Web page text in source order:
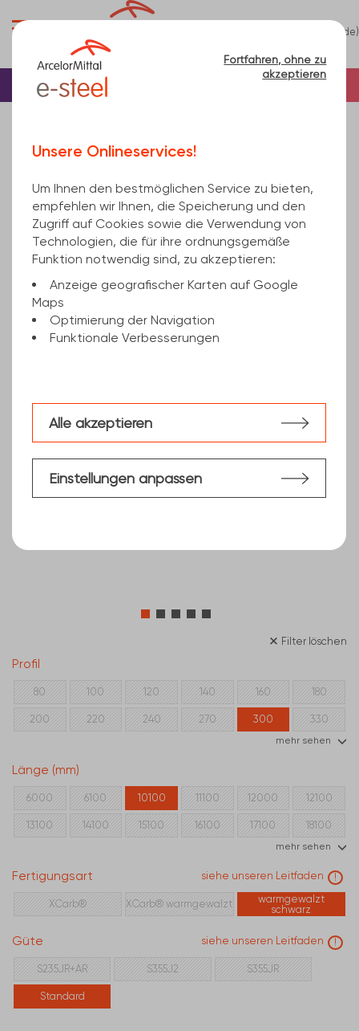
(de)
Startseite Träger/Profile
IPE300 EN 10034, Standard EN 10025-2 10100
Filter löschen
Profil
80 100 120 140 160 180
200 220 240 270 300 330
600
mehr sehen
Länge (mm)
6000 6100 10100 11100 12000 12100
13100 14100 15100 16100 17100 18100
mehr sehen
Fertigungsart siehe unseren Leitfaden !
XCarb® XCarb® warmgewalzt
warmgewalzt
schwarz
Güte siehe unseren Leitfaden !
S235JR+AR S355J2 S355JR
Standard
Fortfahren, ohne zu
akzeptieren
Unsere Onlineservices!
Um Ihnen den bestmöglichen Service zu bieten,
empfehlen wir Ihnen, die Speicherung und den
Zugriff auf Cookies sowie die Verwendung von
Technologien, die für ihre ordnungsgemäße
Funktion notwendig sind, zu akzeptieren:
Anzeige geografischer Karten auf Google
Maps
Optimierung der Navigation
Funktionale Verbesserungen
Einstellungen anpassen
Alle akzeptieren